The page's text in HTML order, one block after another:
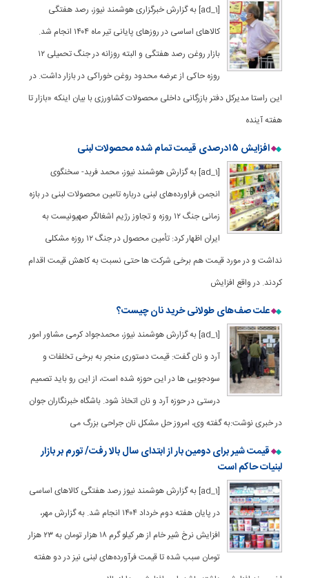
[ad_1] به گزارش خبرگزاری هوشمند نیوز، رصد هفتگی
کالاهای اساسی در روزهای پایانی تیر ماه ۱۴۰۴ انجام شد.
بازار روغن رصد هفتگی و البته روزانه در جنگ تحمیلی ۱۲
روزه حاکی از عرضه محدود روغن خوراکی در بازار داشت. در
این راستا مدیرکل دفتر بازرگانی داخلی محصولات کشاورزی با بیان اینکه «بازار تا
هفته آینده
افزایش ۱۵درصدی قیمت تمام شده محصولات لبنی
[ad_1] به گزارش هوشمند نیوز، محمد فربد- سخنگوی
انجمن فراورده‌های لبنی درباره تامین محصولات لبنی در بازه
زمانی جنگ ۱۲ روزه و تجاوز رژیم اشغالگر صهیونیست به
ایران اظهار کرد: تأمین محصول در جنگ ۱۲ روزه مشکلی
نداشت و در مورد قیمت هم برخی شرکت ها حتی نسبت به کاهش قیمت اقدام
کردند. در واقع افزایش
علت صف‌های طولانی خرید نان چیست؟
[ad_1] به گزارش هوشمند نیوز، محمدجواد کرمی مشاور امور
آرد و نان گفت: قیمت دستوری منجر به برخی تخلفات و
سودجویی ها در این حوزه شده است، از این رو باید تصمیم
درستی در حوزه آرد و نان اتخاذ شود. باشگاه خبرنگاران جوان
در خبری نوشت:به گفته وی، امروز حل مشکل نان جراحی بزرگ می
قیمت شیر برای دومین بار از ابتدای سال بالا رفت/ تورم بر بازار
لبنیات حاکم است
[ad_1] به گزارش هوشمند نیوز رصد هفتگی کالاهای اساسی
در پایان هفته دوم خرداد ۱۴۰۴ انجام شد. به گزارش مهر،
افزایش نرخ شیر خام از هر کیلو گرم ۱۸ هزار تومان به ۲۳ هزار
تومان سبب شده تا قیمت فرآورده‌های لبنی نیز در دو هفته